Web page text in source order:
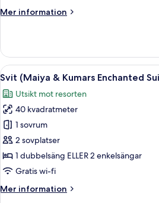
Mer information
Mer
(Boros
Mythical
Ice
Suite)
Öppna
alla
foton
för
Svit
(Maiya
&
Kumars
Suite)
Ett
5
Svit (Maiya & Kumars Enchanted
Utsikt mot resorten
40 kvadratmeter
1 sovrum
2 sovplatser
1 dubbelsäng ELLER 2 enkelsängar
Gratis wi-fi
Mer information
Mer